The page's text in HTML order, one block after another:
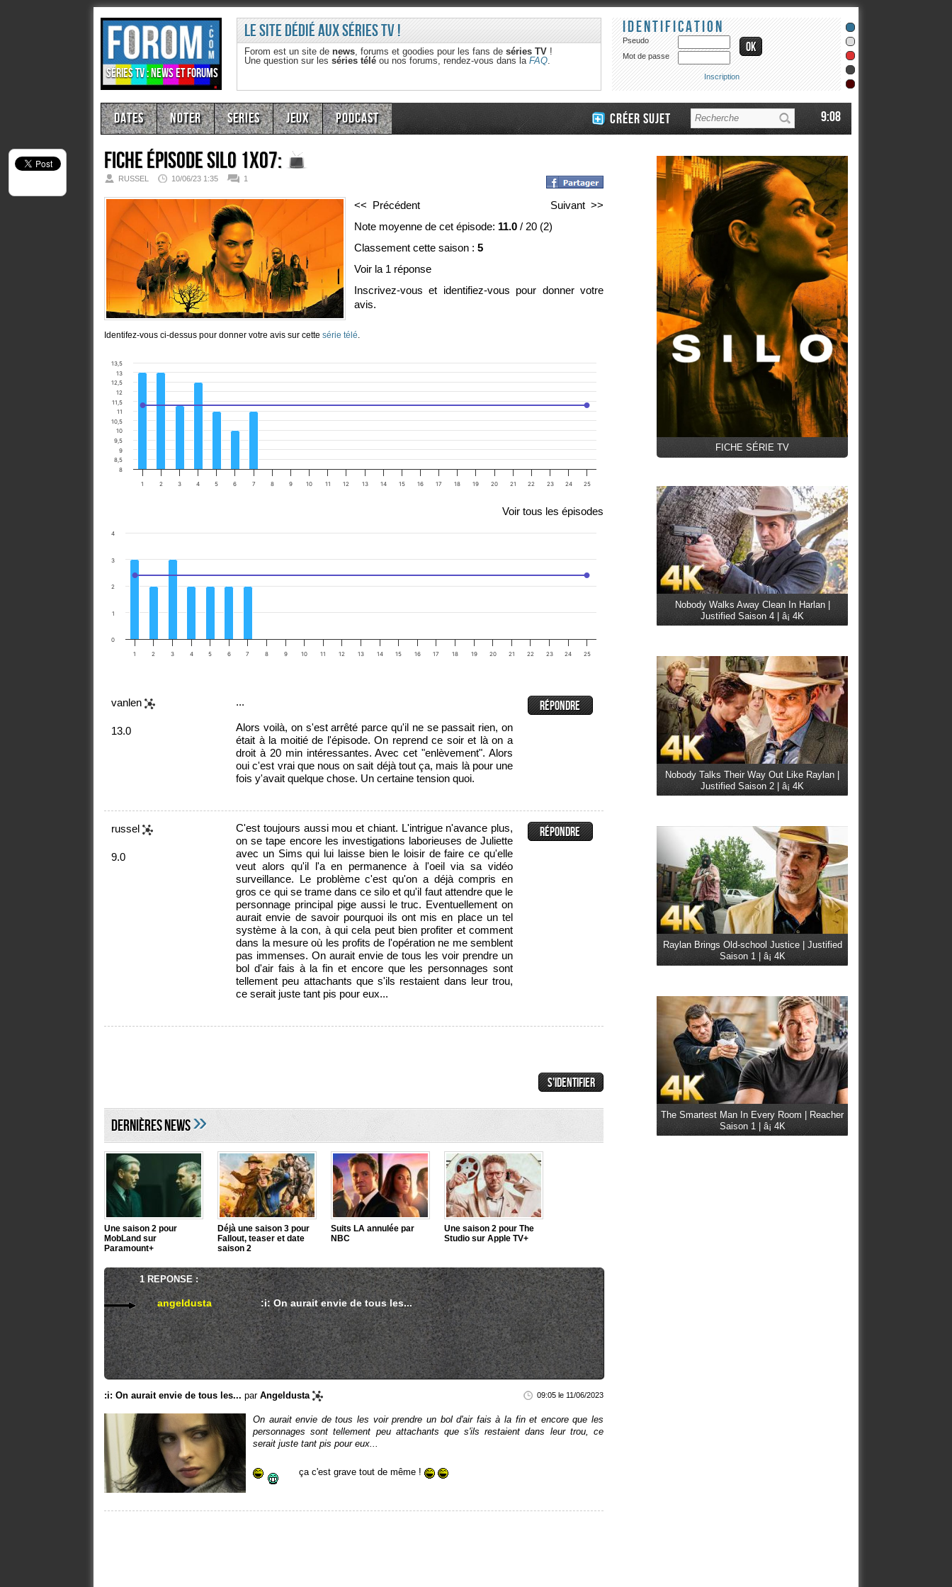
Séries TV : news et forums
Le site dédié aux séries TV !
Forom est un site de news, forums et goodies pour les fans de séries TV!
Une question sur les séries téléou nos forums, rendez-vous dans la FAQ.
Identification
Pseudo
Mot de passe
Inscription
Dates Noter Series Jeux Podcast Créer sujet 9:08
Fiche épisodeSilo 1x07:
RUSSEL 10/06/23 1:35 1
<< Précédent
Suivant >>
Note moyenne de cet épisode: 11.0/ 20(2)
Classement cette saison : 5
Voir la 1 réponse
Inscrivez-vous et identifiez-vous pour donner votre
avis.
Identifez-vous ci-dessus pour donner votre avis sur cette série télé
1 2 3 4 5 6 7 8 9 10 11 12 13 14 15 16 17 18 19 20 21 22 23 24 25
8
8,5
9
9,5
10
10,5
11
11,5
12
12,5
13
13,5
Voir tous les épisodes
1 2 3 4 5 6 7 8 9 10 11 12 13 14 15 16 17 18 19 20 21 22 23 24 25
0
1
2
3
4
vanlen
13.0
...
Alors voilà, on s'est arrêté parce qu'il ne se passait rien, on
était à la moitié de l'épisode. On reprend ce soir et là on a
droit à 20 min intéressantes. Avec cet "enlèvement". Alors
oui c'est vrai que nous on sait déjà tout ça, mais là pour une
fois y'avait quelque chose. Un certaine tension quoi.
russel
9.0
C'est toujours aussi mou et chiant. L'intrigue n'avance plus,
on se tape encore les investigations laborieuses de Juliette
avec un Sims qui lui laisse bien le loisir de faire ce qu'elle
veut alors qu'il l'a en permanence à l'oeil via sa vidéo
surveillance. Le problème c'est qu'on a déjà compris en
gros ce qui se trame dans ce silo et qu'il faut attendre que le
personnage principal pige aussi le truc. Eventuellement on
aurait envie de savoir pourquoi ils ont mis en place un tel
système à la con, à qui cela peut bien profiter et comment
dans la mesure où les profits de l'opération ne me semblent
pas immenses. On aurait envie de tous les voir prendre un
bol d'air fais à la fin et encore que les personnages sont
tellement peu attachants que s'ils restaient dans leur trou,
ce serait juste tant pis pour eux...
DERNIÈRES NEWS»
Une saison 2 pour
MobLand sur
Paramount+
Déjà une saison 3 pour
Fallout, teaser et date
saison 2
Suits LA annulée par
NBC
Une saison 2 pour The
Studio sur Apple TV+
1 REPONSE :
angeldusta :i: On aurait envie de tous les...
:i: On aurait envie de tous les... par Angeldusta 09:05 le 11/06/2023
On aurait envie de tous les voir prendre un bol d'air fais à la fin et encore que les
personnages sont tellement peu attachants que s'ils restaient dans leur trou, ce
serait juste tant pis pour eux...
ça c'est grave tout de même !
FICHE SÉRIE TV
Nobody Walks Away Clean In Harlan |
Justified Saison 4 | â¡ 4K
Nobody Talks Their Way Out Like Raylan |
Justified Saison 2 | â¡ 4K
Raylan Brings Old-school Justice | Justified
Saison 1 | â¡ 4K
The Smartest Man In Every Room | Reacher
Saison 1 | â¡ 4K